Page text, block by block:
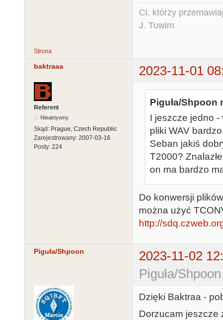
Ci, którzy
J. Tuwim
Strona
baktraaa 2023-11-01
Referent
Nieaktywny
Skąd: Prague, Czech Republic
Zarejestrowany: 2007-03-16
Posty: 224
Piguła/Shpoon
I jeszcze jedno
pliki WAV
Seban jakiś
T2000?
on ma bardzo
Do konwersji
można użyć
http://
Piguła/Shpoon
2023-11-02
Piguła/
Dzięki Baktraa -
Dorzucam jeszcze